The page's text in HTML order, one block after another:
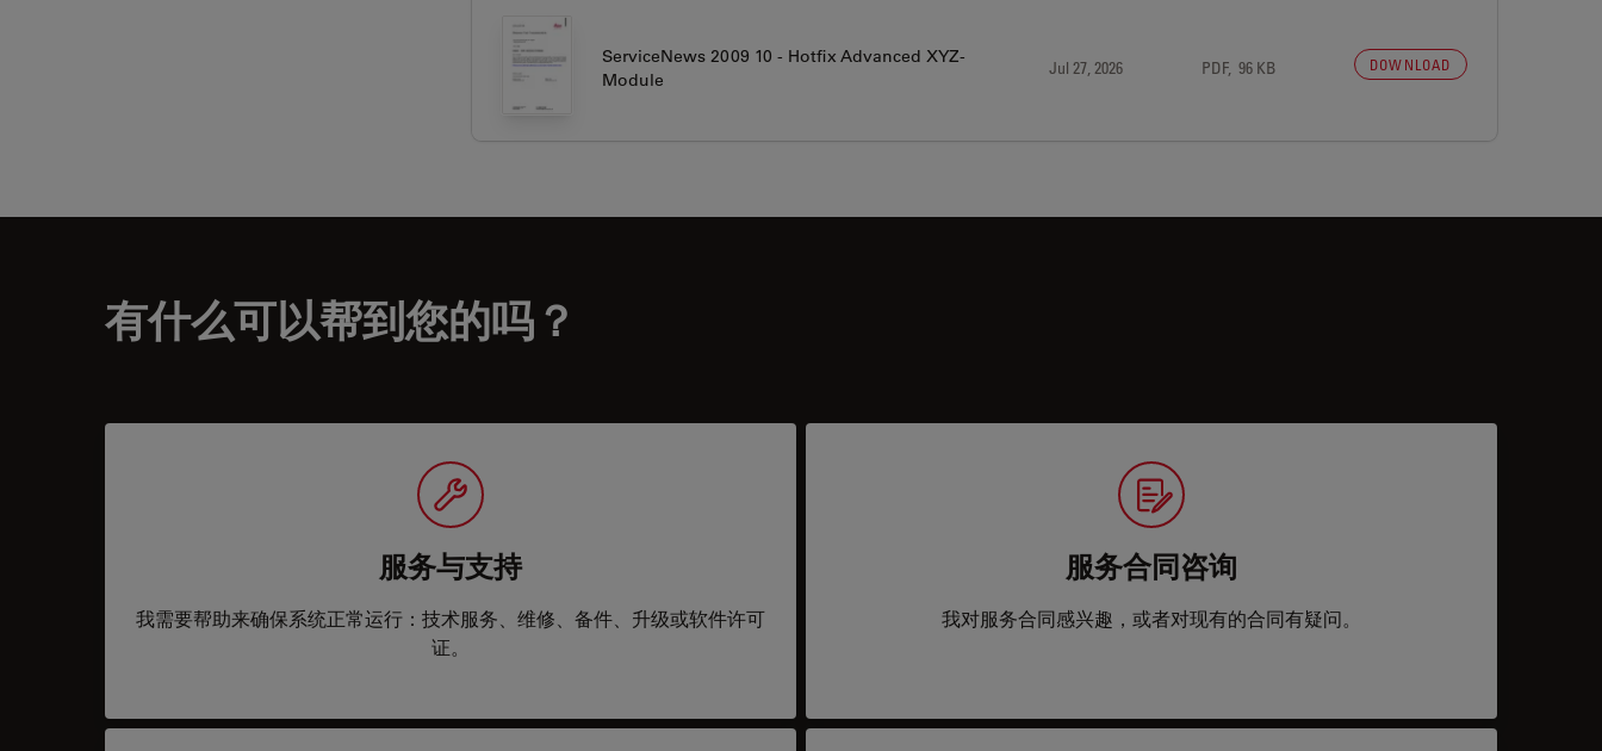
ServiceNews 2009 10 - Hotfix Advanced XYZ-
Module
Jul 27, 2026 PDF, 96 KB DOWNLOAD
有什么可以帮到您的吗？
服务与支持
我需要帮助来确保系统正常运行：技术服务、维修、备件、升级或软件许可
证。
服务合同咨询
我对服务合同感兴趣，或者对现有的合同有疑问。